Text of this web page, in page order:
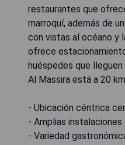
restaurantes que
marroquí, además de
con vistas al océano y
ofrece
huéspedes que
Al Massira está a 20 km.
- Ubicación céntrica
- Amplias instalaciones
- Variedad